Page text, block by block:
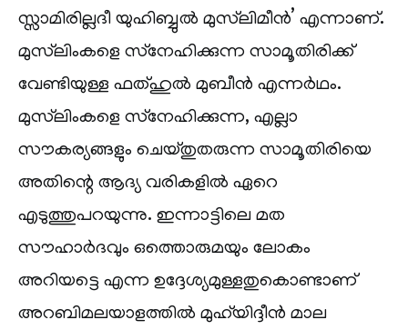
സ്സാമിരില്ലദീ യുഹിബ്ബുൽ മുസ്‌ലിമീൻ’ എന്നാണ്.
മുസ്‌ലിംകളെ സ്‌നേഹിക്കുന്ന സാമൂതിരിക്ക്
വേണ്ടിയുള്ള ഫത്ഹുൽ മുബീൻ എന്നർഥം.
മുസ്‌ലിംകളെ സ്‌നേഹിക്കുന്ന, എല്ലാ
സൗകര്യങ്ങളും ചെയ്തുതരുന്ന സാമൂതിരിയെ
അതിന്റെ ആദ്യ വരികളിൽ ഏറെ
എടുത്തുപറയുന്നു. ഇന്നാട്ടിലെ മത
സൗഹാർദവും ഒത്തൊരുമയും ലോകം
അറിയട്ടെ എന്ന ഉദ്ദേശ്യമുള്ളതുകൊണ്ടാണ്
അറബിമലയാളത്തിൽ മുഹ്‌യിദ്ദീൻ മാല